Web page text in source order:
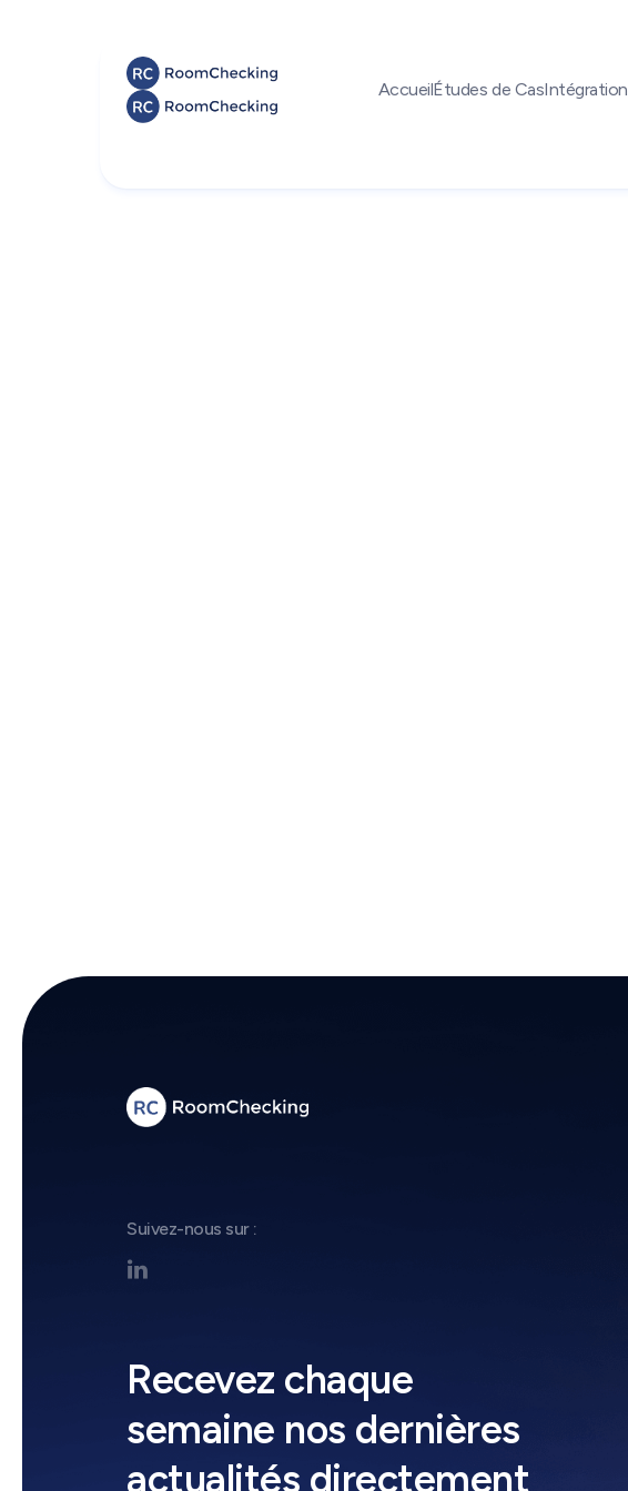
AccueilÉtudes de CasIntégration
Suivez-nous sur :

Recevez chaque
semaine nos dernières
actualités directement